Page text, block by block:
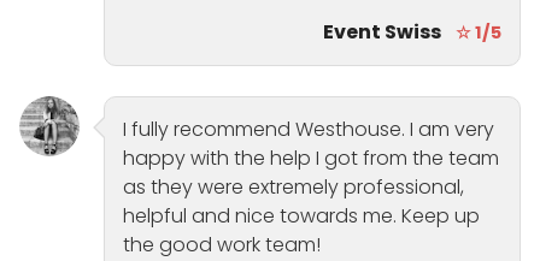
Event Swiss ☆ 1/5
I fully recommend Westhouse. I am very
happy with the help I got from the team
as they were extremely professional,
helpful and nice towards me. Keep up
the good work team!